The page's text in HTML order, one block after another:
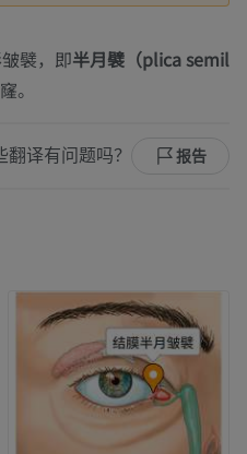
襞，即半月襞（plica semil
。
翻译有问题吗？ 报告